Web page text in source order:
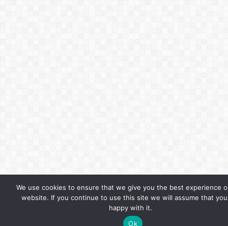
We use cookies to ensure that we give you the best experience
website. If you continue to use this site we will assume that
happy with it.
Ok